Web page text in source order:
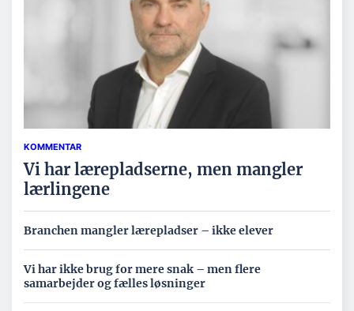
KOMMENTAR
Vi har lærepladserne, men mangler
lærlingene
Branchen mangler lærepladser – ikke elever
Vi har ikke brug for mere snak – men flere
samarbejder og fælles løsninger